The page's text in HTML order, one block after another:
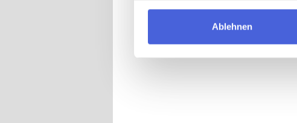
Ablehnen